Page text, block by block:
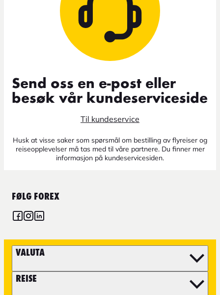
Send oss en e-post eller
besøk vår kundeserviceside
Til kundeservice
Husk at visse saker som spørsmål om bestilling av flyreiser og
reiseopplevelser må tas med til våre partnere. Du finner mer
informasjon på kundeservicesiden.
FØLG FOREX
VALUTA
REISE